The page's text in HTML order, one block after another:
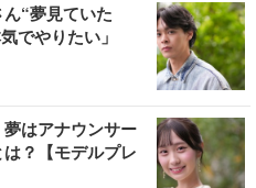
“夢見ていた
でやりたい」
はアナウンサー
？【モデルプレ